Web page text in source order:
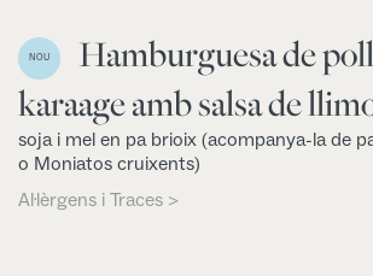
NOU
Hamburguesa de
karaage amb salsa de
soja i mel en pa brioix (acompanya-la de
o Moniatos cruixents)
Al·lèrgens i Traces >